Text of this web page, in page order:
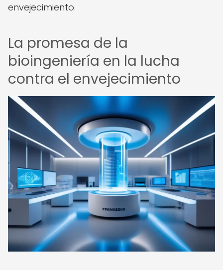
envejecimiento.
La promesa de la
bioingeniería en la lucha
contra el envejecimiento